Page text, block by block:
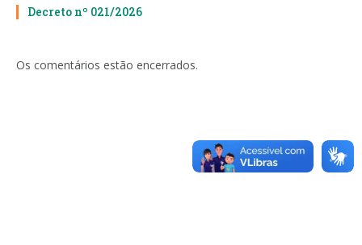
Decreto nº 021/2026
Os comentários estão encerrados.